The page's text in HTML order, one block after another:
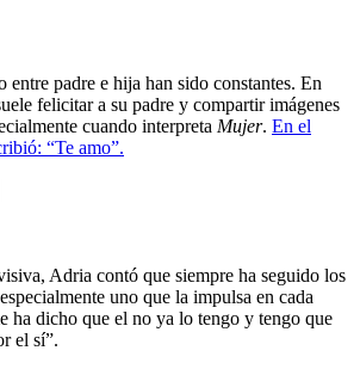
entre padre e hija han sido constantes. En
felicitar a su padre y compartir imágenes
cuando interpreta Mujer. En el
“Te amo”.
Adria contó que siempre ha seguido los
uno que la impulsa en cada
ha dicho que el no ya lo tengo y tengo que
el sí”.